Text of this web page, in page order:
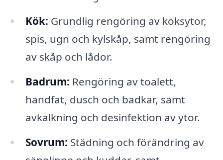
Kök: Grundlig rengöring av köksytor,
spis, ugn och kylskåp, samt rengöring
av skåp och lådor.
Badrum: Rengöring av toalett,
handfat, dusch och badkar, samt
avkalkning och desinfektion av ytor.
Sovrum: Städning och förändring av